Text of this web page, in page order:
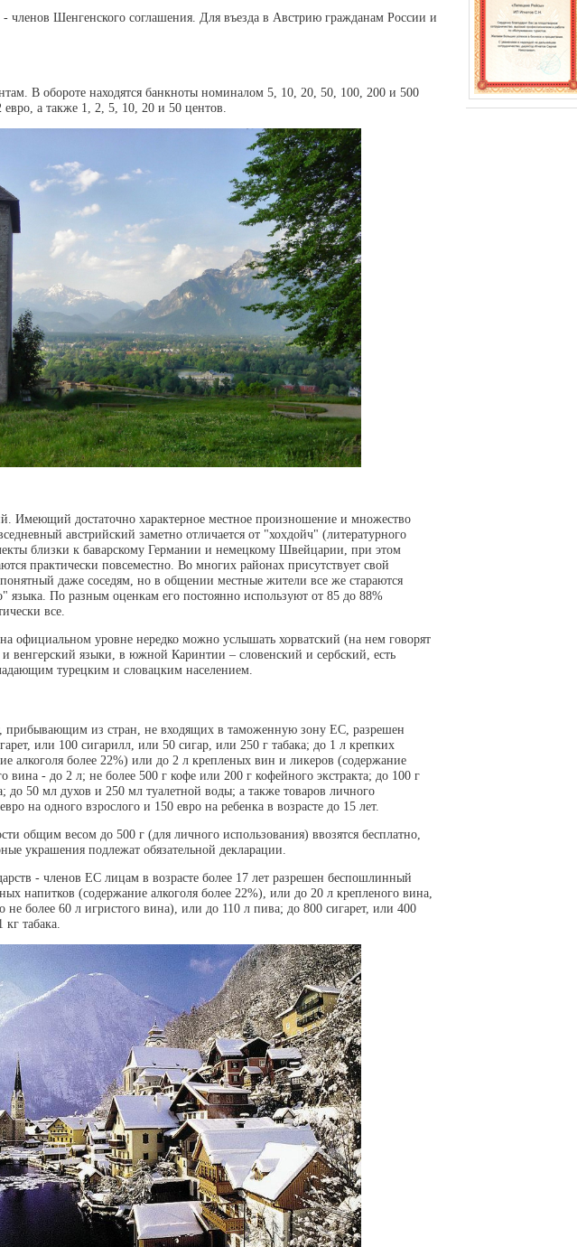
- членов Шенгенского соглашения. Для въезда в Австрию гражданам России и
В обороте находятся банкноты номиналом 5, 10, 20, 50, 100, 200 и 500
а также 1, 2, 5, 10, 20 и 50 центов.
Имеющий достаточно характерное местное произношение и множество
австрийский заметно отличается от "хохдойч" (литературного
близки к баварскому Германии и немецкому Швейцарии, при этом
практически повсеместно. Во многих районах присутствует свой
даже соседям, но в общении местные жители все же стараются
языка. По разным оценкам его постоянно используют от 85 до 88%
все.
официальном уровне нередко можно услышать хорватский (на нем говорят
и венгерский языки, в южной Каринтии – словенский и сербский, есть
турецким и словацким населением.
прибывающим из стран, не входящих в таможенную зону ЕС, разрешен
или 100 сигарилл, или 50 сигар, или 250 г табака; до 1 л крепких
алкоголя более 22%) или до 2 л крепленых вин и ликеров (содержание
вина - до 2 л; не более 500 г кофе или 200 г кофейного экстракта; до 100 г
до 50 мл духов и 250 мл туалетной воды; а также товаров личного
на одного взрослого и 150 евро на ребенка в возрасте до 15 лет.
общим весом до 500 г (для личного использования) ввозятся бесплатно,
украшения подлежат обязательной декларации.
- членов ЕС лицам в возрасте более 17 лет разрешен беспошлинный
напитков (содержание алкоголя более 22%), или до 20 л крепленого вина,
не более 60 л игристого вина), или до 110 л пива; до 800 сигарет, или 400
табака.